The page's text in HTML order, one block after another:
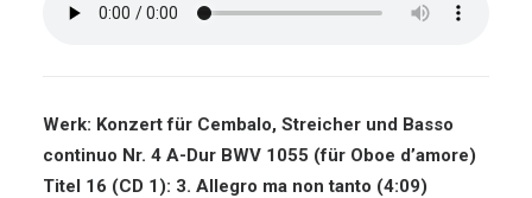
Werk: Konzert für Cembalo, Streicher und Basso
continuo Nr. 4 A-Dur BWV 1055 (für Oboe d’amore)
Titel 16 (CD 1): 3. Allegro ma non tanto (4:09)